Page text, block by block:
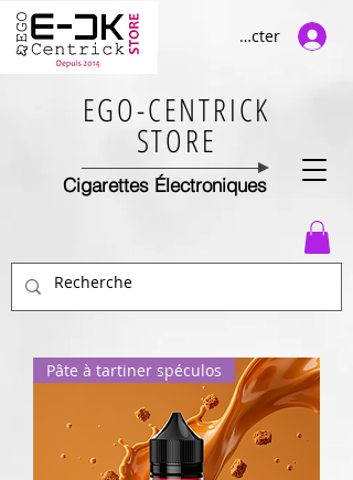
Se connecter
EGO-CENTRICK
STORE
Cigarettes Électroniques
Pâte à tartiner spéculos